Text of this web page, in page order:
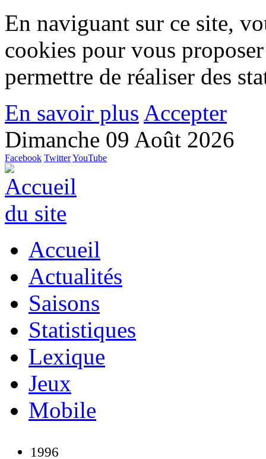
En naviguant sur ce site,
cookies pour vous
permettre de réaliser des
En savoir plus Accepter
Dimanche 09 Août 2026
Facebook TwitterYouTube
Accueil
Actualités
Saisons
Statistiques
Lexique
Jeux
Mobile
1996